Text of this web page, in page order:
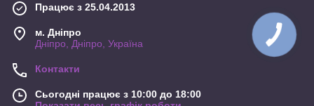
Працює з 25.04.2013
м. Дніпро
Дніпро, Дніпро, Україна
Контакти
Сьогодні працює з 10:00 до 18:00